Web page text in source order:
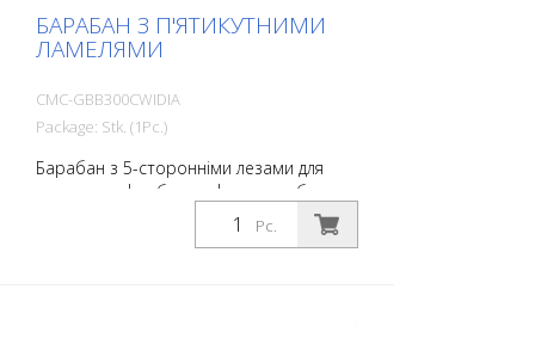
БАРАБАН З П'ЯТИКУТНИМИ
ЛАМЕЛЯМИ
CMC-GBB300CWIDIA
Package: Stk. (1Pc.)
Барабан з 5-сторонніми лезами для
видалення фарби з асфальту та бетону.
Підходить для CMC CM 300 і CM 300 D.
Відповідає стандартній комплектації.
Pc.